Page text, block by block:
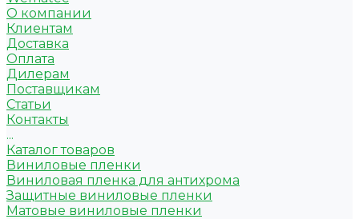
О компании
Клиентам
Доставка
Оплата
Дилерам
Поставщикам
Статьи
Контакты
...
Каталог товаров
Виниловые пленки
Виниловая пленка для антихрома
Защитные виниловые пленки
Матовые виниловые пленки